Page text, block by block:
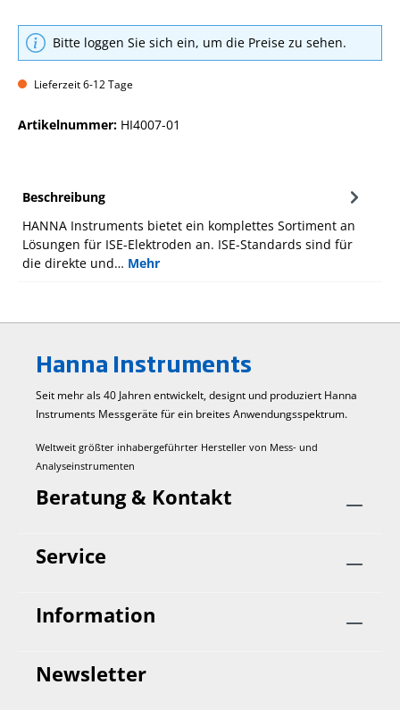
Bitte loggen Sie sich ein, um die Preise zu sehen.
Lieferzeit 6-12 Tage
Artikelnummer: HI4007-01
Beschreibung
HANNA Instruments bietet ein komplettes Sortiment an
Lösungen für ISE-Elektroden an. ISE-Standards sind für
die direkte und… Mehr
Hanna Instruments
Seit mehr als 40 Jahren entwickelt, designt und produziert Hanna
Instruments Mess­geräte für ein breites Anwendungs­spektrum.
Weltweit größter inhabergeführter Hersteller von Mess- und
Analyseinstrumenten
Beratung & Kontakt
Service
Information
Newsletter